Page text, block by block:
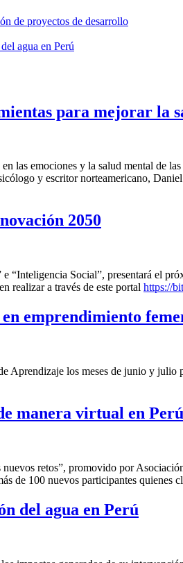
de proyectos de desarrollo
agua en Perú
para mejorar la
emociones y la salud mental de
y escritor norteamericano,
2050
“Inteligencia Social”, presentará el
realizar a través de este portal https://
emprendimiento
los meses de junio y julio
manera virtual en Perú
retos”, promovido por
de 100 nuevos participantes quienes
del agua en Perú